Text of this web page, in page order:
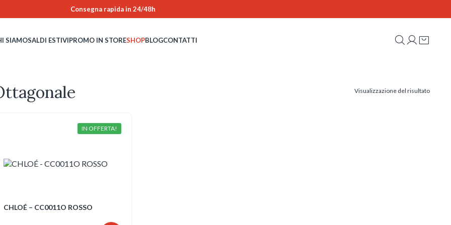
Consegna rapida in 24/48h
SIAMOSALDI ESTIVIPROMO IN STORESHOPBLOGCONTATTI
Visualizzazione del risultato
IN OFFERTA!
CHLOÉ – CC0011O ROSSO